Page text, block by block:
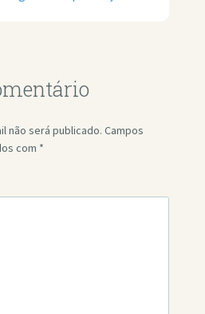
não será publicado. Campos
com *